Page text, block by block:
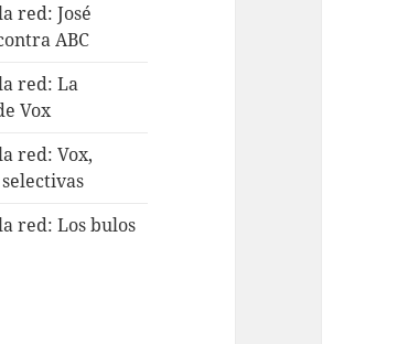
red: José
ABC
red: La
Vox
red: Vox,
red: Los bulos